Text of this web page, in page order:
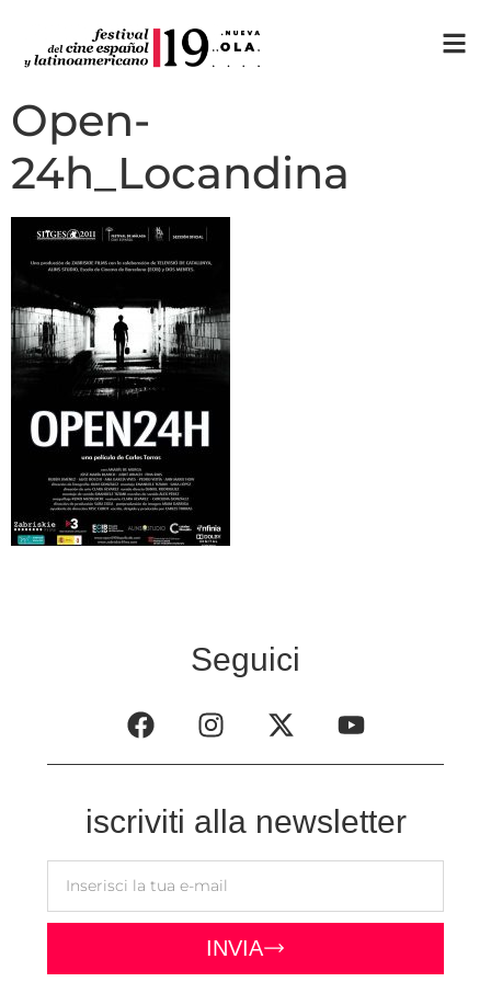
Open-
24h_Locandina
Seguici
iscriviti alla newsletter
INVIA